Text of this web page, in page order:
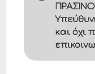
και όχι